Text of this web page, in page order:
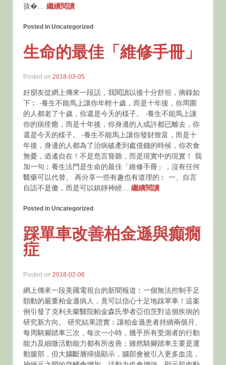
孩�… 繼續閱讀
Posted in Uncategorized
生命的最佳「維修手冊」
Posted on 2018-03-05
好朋友從網上傳來一段話，我閱讀以後十分舒坦，摘錄如
下︰ ‧養生不能馬上讓你年輕十歲，而是十年後，你周圍
的人都老了十歲，你還是今天的樣子。 ‧養生不能馬上讓
你的病痊癒，而是十年後，你身邊的人或許都已離去，你
還是今天的樣子。 ‧養生不能馬上讓你發財致富，而是十
年後，身邊的人都為了治病破產到處借錢的時候，你衣食
無憂，逍遙自在！不是危言聳聽，而是現實中的現實！ 我
加一句︰養生法門是生命的最佳「維修手冊」，沒有任何
醫藥可以代替。 再分享一些有趣也有道理的︰ 一、自言
自語不是傻，而是可以鎮靜神經… 繼續閱讀
Posted in Uncategorized
踩單車改善柏金遜與癲癇
症
Posted on 2018-02-06
網上傳來一段美國電視台的新聞報道︰一個無法控制手足
顫動的嚴重柏金遜病人，竟可以信心十足地踩單車！這案
例引發了克利夫蘭醫院帕金森氏學者亞伯茨對這個疾病的
研究新方向。 研究結果證實︰讓柏金遜患者持續兩個月、
每周騎腳踏車三次，每次一小時，幾乎所有受測者的行動
能力及細微活動能力都有所改善；雖然騎腳踏車主要是運
動腿部，但大腦斷層掃描顯示，腦部會被引入更多血流，